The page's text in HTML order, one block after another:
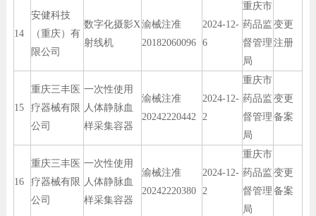
14
安健科技
（重庆）有
限公司
数字化摄影X
射线机
渝械注准
20182060096
2024-12-
6
重庆市
药品监
督管理
局
变更
注册
15
重庆三丰医
疗器械有限
公司
一次性使用
人体静脉血
样采集容器
渝械注准
20242220442
2024-12-
2
重庆市
药品监
督管理
局
变更
备案
16
重庆三丰医
疗器械有限
公司
一次性使用
人体静脉血
样采集容器
渝械注准
20242220380
2024-12-
2
重庆市
药品监
督管理
局
变更
备案